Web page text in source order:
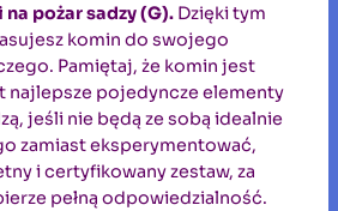
pożar sadzy (G). Dzięki tym
komin do swojego
Pamiętaj, że komin jest
najlepsze pojedyncze elementy
jeśli nie będą ze sobą idealnie
zamiast eksperymentować,
i certyfikowany zestaw, za
pełną odpowiedzialność.